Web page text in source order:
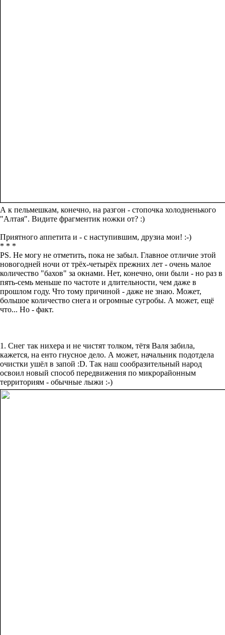
А к пельмешкам, конечно, на разгон - стопочка холодненького
"Алтая". Видите фрагментик ножки от? :)
Приятного аппетита и - с наступившим, друзиа мои! :-)
* * *
PS. Не могу не отметить, пока не забыл. Главное отличие этой
новогодней ночи от трёх-четырёх прежних лет - очень малое
количество "бахов" за окнами. Нет, конечно, они были - но раз в
пять-семь меньше по частоте и длительности, чем даже в
прошлом году. Что тому причиной - даже не знаю. Может,
большое количество снега и огромные сугробы. А может, ещё
что... Но - факт.
1. Снег так нихера и не чистят толком, тётя Валя забила,
кажется, на енто гнусное дело. А может, начальник подотдела
очистки ушёл в запой :D. Так наш сообразительный народ
освоил новый способ передвижения по микрорайонным
территориям - обычные лыжи :-)